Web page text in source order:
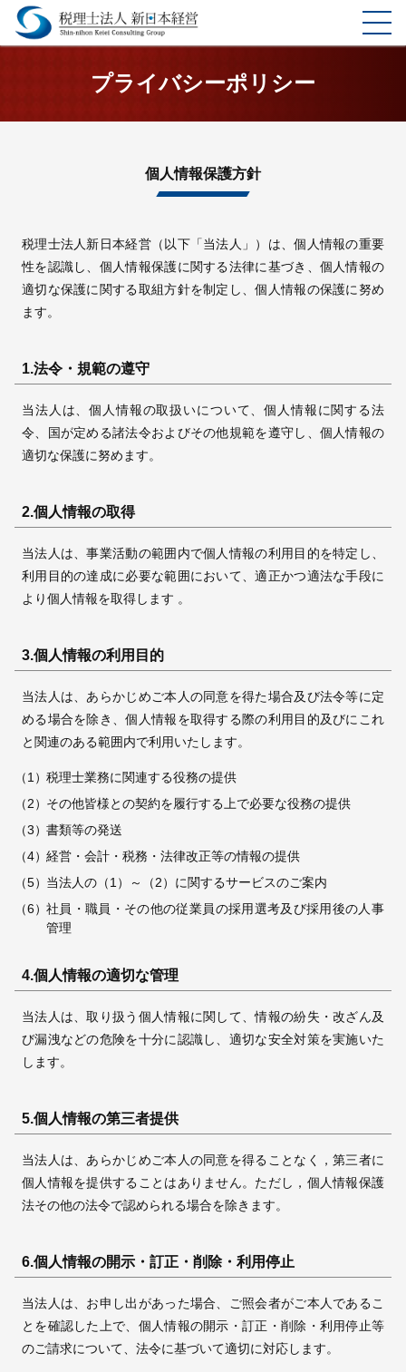
企業理念
お客様の声
事務所案内
コラム
採用情報
© 2009 -
プライバシーポリシー
個人情報保護方針
税理士法人新日本経営（以下「当法人」）は、個人情報の重要
性を認識し、個人情報保護に関する法律に基づき、個人情報の
適切な保護に関する取組方針を制定し、個人情報の保護に努め
ます。
1.法令・規範の遵守
当法人は、個人情報の取扱いについて、個人情報に関する法
令、国が定める諸法令およびその他規範を遵守し、個人情報の
適切な保護に努めます。
2.個人情報の取得
当法人は、事業活動の範囲内で個人情報の利用目的を特定し、
利用目的の達成に必要な範囲において、適正かつ適法な手段に
より個人情報を取得します 。
3.個人情報の利用目的
当法人は、あらかじめご本人の同意を得た場合及び法令等に定
める場合を除き、個人情報を取得する際の利用目的及びにこれ
と関連のある範囲内で利用いたします。
（1）税理士業務に関連する役務の提供
（2） その他皆様との契約を履行する上で必要な役務の提供
（3）書類等の発送
（4）経営・会計・税務・法律改正等の情報の提供
（5） 当法人の（1）～（2）に関するサービスのご案内
（6）社員・職員・その他の従業員の採用選考及び採用後の人事
管理
4.個人情報の適切な管理
当法人は、取り扱う個人情報に関して、情報の紛失・改ざん及
び漏洩などの危険を十分に認識し、適切な安全対策を実施いた
します。
5.個人情報の第三者提供
当法人は、あらかじめご本人の同意を得ることなく，第三者に
個人情報を提供することはありません。 ただし，個人情報保護
法その他の法令で認められる場合を除きます。
6.個人情報の開示・訂正・削除・利用停止
当法人は、お申し出があった場合、ご照会者がご本人であるこ
とを確認した上で、個人情報の開示・訂正・削除・利用停止等
のご請求について、法令に基づいて適切に対応します。